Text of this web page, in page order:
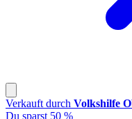
Verkauft durch Volkshilfe
Du sparst 50 %